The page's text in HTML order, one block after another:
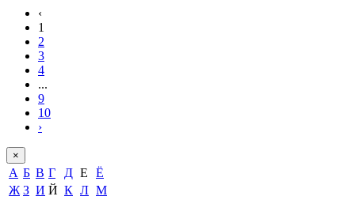
‹
1
2
3
4
...
9
10
›
×
А Б В Г Д Е
Ё
Ж З И Й К Л М